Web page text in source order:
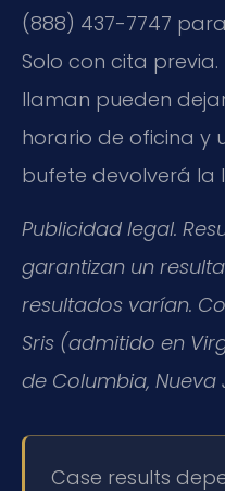
(888) 437-7747
Solo con cita
llaman pueden
horario de oficina y
bufete devolverá la
Publicidad legal.
garantizan un
resultados varían.
Sris (admitido en
de Columbia, Nueva
Case results